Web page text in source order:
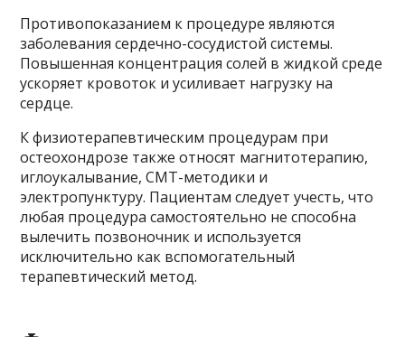
Противопоказанием к процедуре являются
заболевания сердечно-сосудистой системы.
Повышенная концентрация солей в жидкой среде
ускоряет кровоток и усиливает нагрузку на
сердце.
К физиотерапевтическим процедурам при
остеохондрозе также относят магнитотерапию,
иглоукалывание, СМТ-методики и
электропунктуру. Пациентам следует учесть, что
любая процедура самостоятельно не способна
вылечить позвоночник и используется
исключительно как вспомогательный
терапевтический метод.